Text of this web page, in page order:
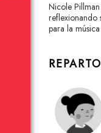
Nicole
reflexionando
para la
REPARTO